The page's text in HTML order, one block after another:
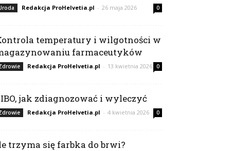
Redakcja ProHelvetia.pl - 26 maja 2026 0
temperatury i wilgotności w
farmaceutyków
Redakcja ProHelvetia.pl - 13 kwietnia 2026 0
jak zdiagnozować i wyleczyć
Redakcja ProHelvetia.pl - 4 kwietnia 2026 0
trzyma się farbka do brwi?